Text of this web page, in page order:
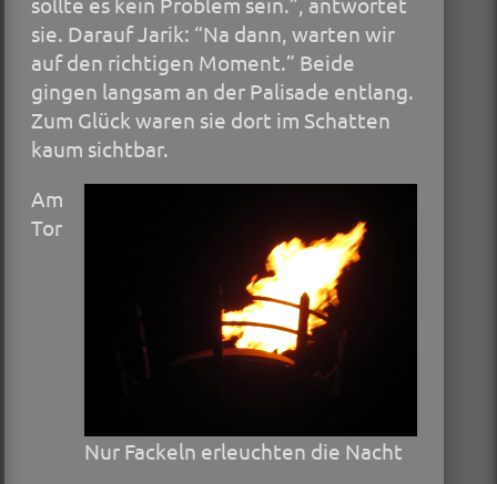
sie. Darauf Jarik: “Na dann, warten wir
auf den richtigen Moment.” Beide
gingen langsam an der Palisade entlang.
Zum Glück waren sie dort im Schatten
kaum sichtbar.
Nur Fackeln erleuchten die Nacht
Am
Tor